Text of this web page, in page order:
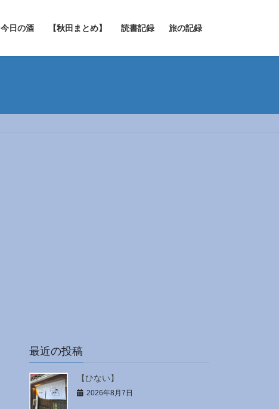
今日の酒 【秋田まとめ】 読書記録 旅の記録
最近の投稿
【ひない】
2026年8月7日